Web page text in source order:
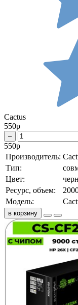
Cactus
550р
–
550р
Производитель:
Тип:
Цвет:
Ресурс, объем:
Модель:
в корзину